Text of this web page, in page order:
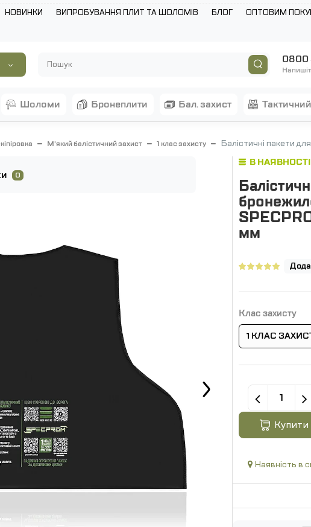
НОВИНКИ ВИПРОБУВАННЯ ПЛИТ ТА ШОЛОМІВ БЛОГ ОПТОВИМ
0800
шоломи бронеплити бал. захист
М'який балістичний захист 1 клас захисту Балістичні пакети
0
В НАЯВНОСТІ
мм
Клас захисту
1 КЛАС
Купити
Наявність в